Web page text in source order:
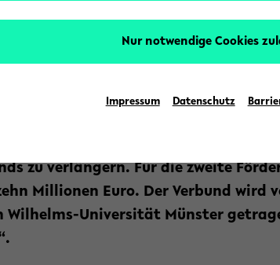
Text: Universität Bielefeld
gelingt, sich an ihre Umwelt
zu verlängern. Für die zweite
Millionen Euro. Der Verbund wird
Wilhelms-Universität Münster
Nur notwendige Cookies
Impressum Datenschutz